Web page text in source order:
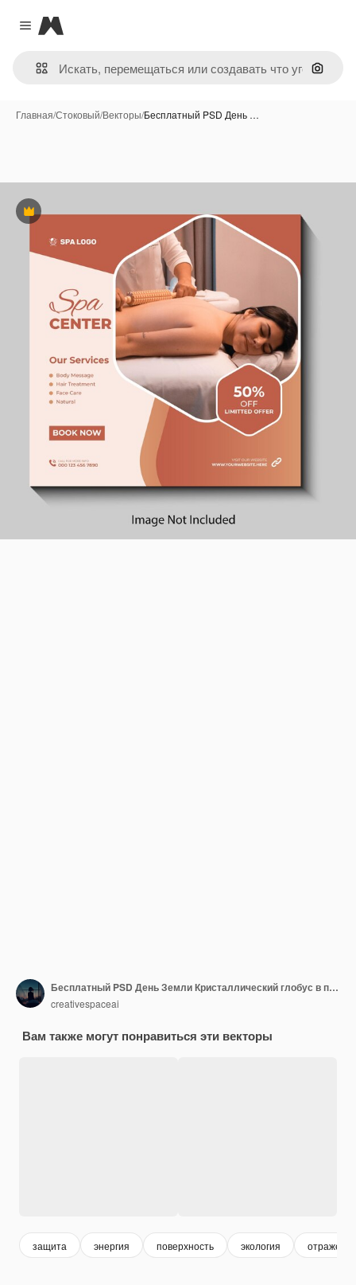
Close menu
Magnific
Поиск
Главная/Стоковый/Векторы/Бесплатный PSD День …
Премиум
Бесплатный PSD День Земли Кристаллический глобус в природе концепция для окружающей среды
creativespaceai
Вам также могут понравиться эти векторы
защита энергия поверхность экология